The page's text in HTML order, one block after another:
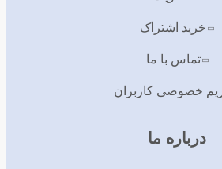
خرید اشتراک
تماس با ما
خصوصی کاربران
درباره ما